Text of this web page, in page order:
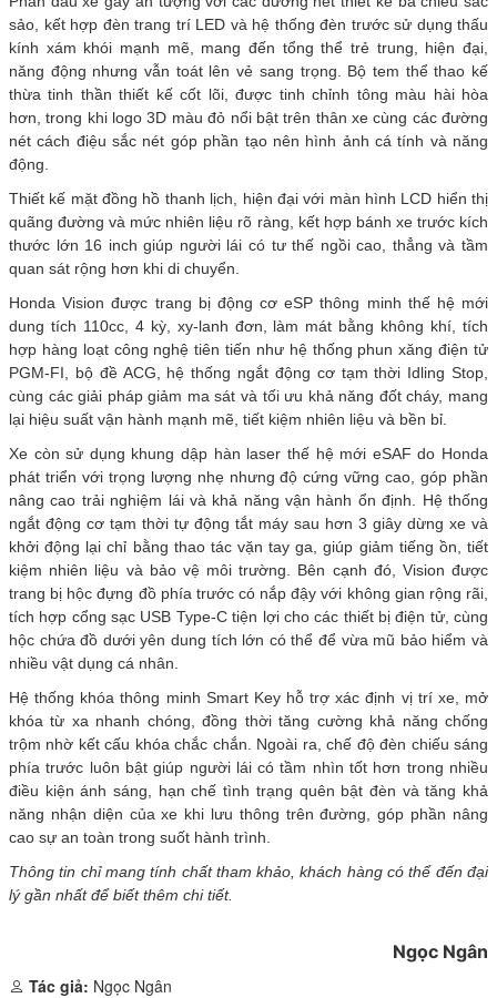
sảo, kết hợp đèn trang trí LED và hệ thống đèn trước sử dụng thấu
kính xám khói mạnh mẽ, mang đến tổng thể trẻ trung, hiện đại,
năng động nhưng vẫn toát lên vẻ sang trọng. Bộ tem thể thao kế
thừa tinh thần thiết kế cốt lõi, được tinh chỉnh tông màu hài hòa
hơn, trong khi logo 3D màu đỏ nổi bật trên thân xe cùng các đường
nét cách điệu sắc nét góp phần tạo nên hình ảnh cá tính và năng
động.
Thiết kế mặt đồng hồ thanh lịch, hiện đại với màn hình LCD hiển thị
quãng đường và mức nhiên liệu rõ ràng, kết hợp bánh xe trước kích
thước lớn 16 inch giúp người lái có tư thế ngồi cao, thẳng và tầm
quan sát rộng hơn khi di chuyển.
Honda Vision được trang bị động cơ eSP thông minh thế hệ mới
dung tích 110cc, 4 kỳ, xy-lanh đơn, làm mát bằng không khí, tích
hợp hàng loạt công nghệ tiên tiến như hệ thống phun xăng điện tử
PGM-FI, bộ đề ACG, hệ thống ngắt động cơ tạm thời Idling Stop,
cùng các giải pháp giảm ma sát và tối ưu khả năng đốt cháy, mang
lại hiệu suất vận hành mạnh mẽ, tiết kiệm nhiên liệu và bền bỉ.
Xe còn sử dụng khung dập hàn laser thế hệ mới eSAF do Honda
phát triển với trọng lượng nhẹ nhưng độ cứng vững cao, góp phần
nâng cao trải nghiệm lái và khả năng vận hành ổn định. Hệ thống
ngắt động cơ tạm thời tự động tắt máy sau hơn 3 giây dừng xe và
khởi động lại chỉ bằng thao tác vặn tay ga, giúp giảm tiếng ồn, tiết
kiệm nhiên liệu và bảo vệ môi trường. Bên cạnh đó, Vision được
trang bị hộc đựng đồ phía trước có nắp đậy với không gian rộng rãi,
tích hợp cổng sạc USB Type-C tiện lợi cho các thiết bị điện tử, cùng
hộc chứa đồ dưới yên dung tích lớn có thể để vừa mũ bảo hiểm và
nhiều vật dụng cá nhân.
Hệ thống khóa thông minh Smart Key hỗ trợ xác định vị trí xe, mở
khóa từ xa nhanh chóng, đồng thời tăng cường khả năng chống
trộm nhờ kết cấu khóa chắc chắn. Ngoài ra, chế độ đèn chiếu sáng
phía trước luôn bật giúp người lái có tầm nhìn tốt hơn trong nhiều
điều kiện ánh sáng, hạn chế tình trạng quên bật đèn và tăng khả
năng nhận diện của xe khi lưu thông trên đường, góp phần nâng
cao sự an toàn trong suốt hành trình.
Thông tin chỉ mang tính chất tham khảo, khách hàng có thể đến đại
lý gần nhất để biết thêm chi tiết.
Ngọc Ngân
Tác giả: Ngọc Ngân